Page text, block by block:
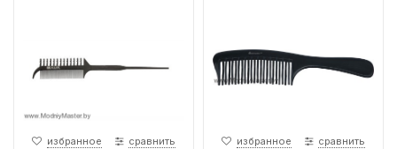
избранное сравнить избранное сравнить